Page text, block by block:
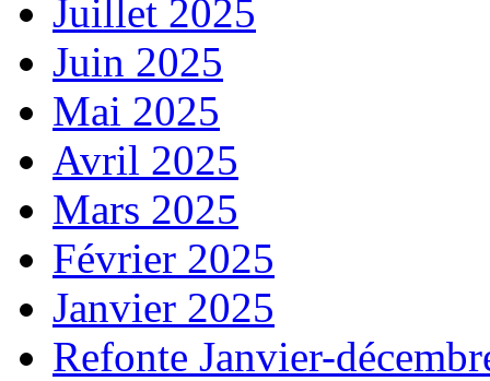
Juillet 2025
Juin 2025
Mai 2025
Avril 2025
Mars 2025
Février 2025
Janvier 2025
Refonte Janvier-